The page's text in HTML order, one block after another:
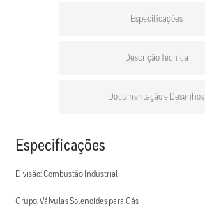
Especificações
Descrição Técnica
Documentação e Desenhos
Especificações
Divisão: Combustão Industrial
Grupo: Válvulas Solenoides para Gás